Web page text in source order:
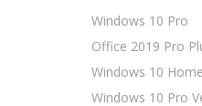
Windows 10 Pro
Office 2019 Pro
Windows 10 Home
Windows 10 Pro